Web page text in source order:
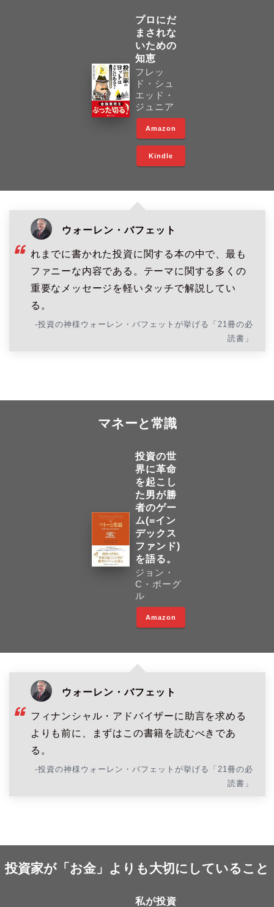
プロにだ
まされな
いための
知恵
フレッ
ド・シュ
エッド・
ジュニア
Amazon
Kindle
ウォーレン・バフェット
れまでに書かれた投資に関する本の中で、最も
ファニーな内容である。テーマに関する多くの
重要なメッセージを軽いタッチで解説してい
る。
-投資の神様ウォーレン・バフェットが挙げる「21冊の必
読書」
マネーと常識
投資の世
界に革命
を起こし
た男が勝
者のゲー
ム(=イン
デックス
ファンド)
を語る。
ジョン・
C・ボーグ
ル
Amazon
ウォーレン・バフェット
フィナンシャル・アドバイザーに助言を求める
よりも前に、まずはこの書籍を読むべきであ
る。
-投資の神様ウォーレン・バフェットが挙げる「21冊の必
読書」
投資家が「お金」よりも大切にしていること
私が投資